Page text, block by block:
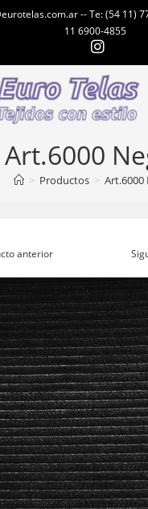
-- Te: (54 11)
11 6900-4855
Art.6000
> Productos > Art.6000
anterior